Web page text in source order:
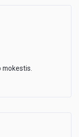
mokestis.